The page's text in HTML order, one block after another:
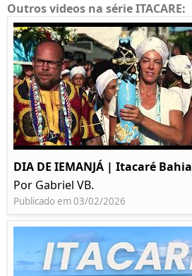
Outros videos na série ITACARE:
DIA DE IEMANJÁ | Itacaré Bahia
Por Gabriel VB.
Publicado em 03/02/2026